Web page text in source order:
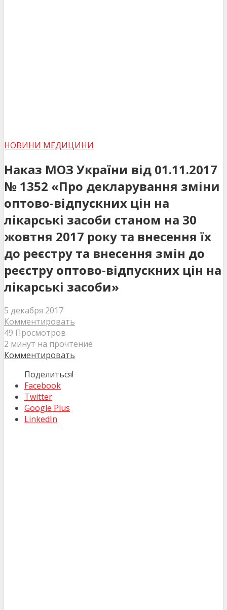
НОВИНИ МЕДИЦИНИ
Наказ МОЗ України від 01.11.2017
№ 1352 «Про декларування зміни
оптово-відпускних цін на
лікарські засоби станом на 30
жовтня 2017 року та внесення їх
до реєстру та внесення змін до
реєстру оптово-відпускних цін на
лікарські засоби»
5 декабря 2017
Комментировать
49 Просмотров
2 минут на прочтение
Комментировать
Поделиться!
Facebook
Twitter
Google Plus
LinkedIn